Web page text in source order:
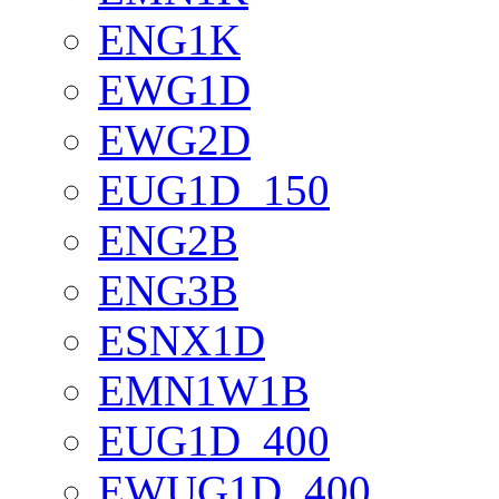
ENG1K
EWG1D
EWG2D
EUG1D_150
ENG2B
ENG3B
ESNX1D
EMN1W1B
EUG1D_400